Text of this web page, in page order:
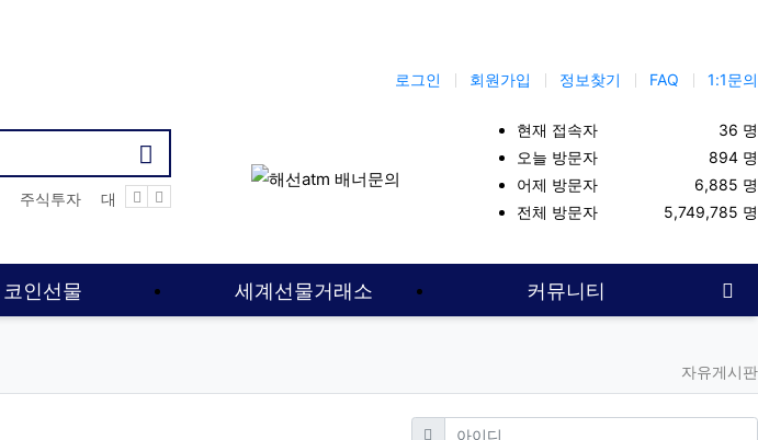
로그인 회원가입 정보찾기 FAQ 1:1문의
주식투자 대여계좌 해외선물대여업체 해선커
현재 접속자
36 명
오늘 방문자
894 명
어제 방문자
6,885 명
전체 방문자
5,749,785 명
코인선물 세계선물거래소 커뮤니티
자유게시판
아이디 필수